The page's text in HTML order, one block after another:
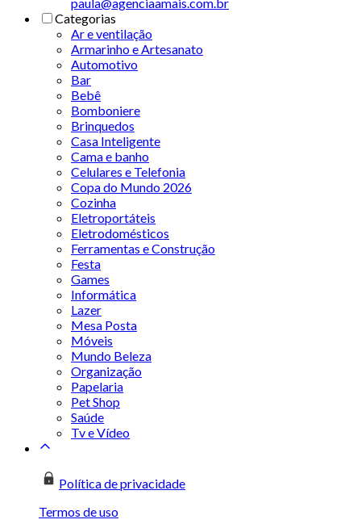
Categorias
Ar e ventilação
Armarinho e Artesanato
Automotivo
Bar
Bebê
Bomboniere
Brinquedos
Casa Inteligente
Cama e banho
Celulares e Telefonia
Copa do Mundo 2026
Cozinha
Eletroportáteis
Eletrodomésticos
Ferramentas e Construção
Festa
Games
Informática
Lazer
Mesa Posta
Móveis
Mundo Beleza
Organização
Papelaria
Pet Shop
Saúde
Tv e Vídeo
Política de privacidade
Termos de uso